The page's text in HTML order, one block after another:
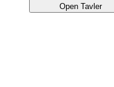
Open Tavler